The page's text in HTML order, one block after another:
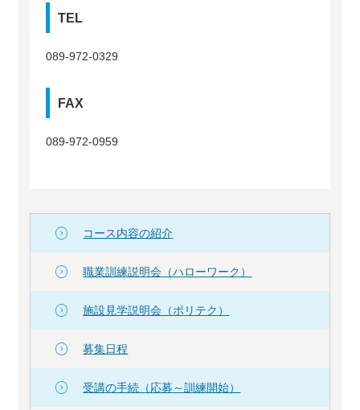
TEL
089-972-0329
FAX
089-972-0959
コース内容の紹介
職業訓練説明会（ハローワーク）
施設見学説明会（ポリテク）
募集日程
受講の手続（応募～訓練開始）